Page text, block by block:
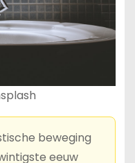
beweging
eeuw